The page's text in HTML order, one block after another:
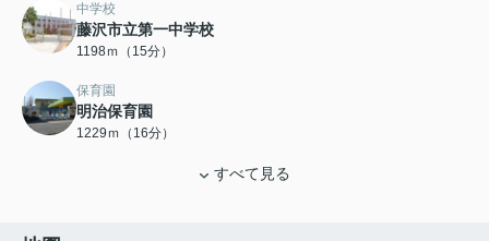
中学校
藤沢市立第一中学校
1198ｍ（15分）
保育園
明治保育園
1229ｍ（16分）
すべて見る